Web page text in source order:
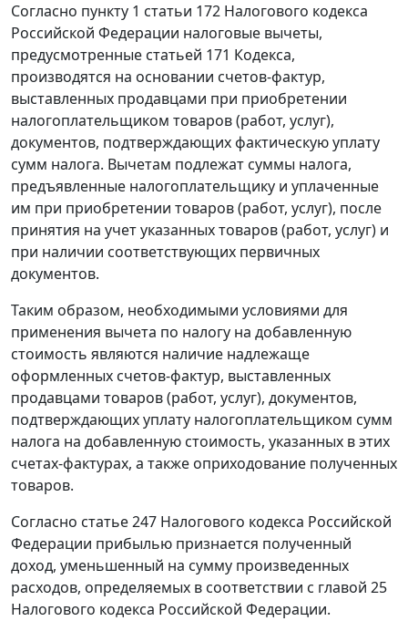
Согласно пункту 1 статьи 172 Налогового кодекса
Российской Федерации налоговые вычеты,
предусмотренные статьей 171 Кодекса,
производятся на основании счетов-фактур,
выставленных продавцами при приобретении
налогоплательщиком товаров (работ, услуг),
документов, подтверждающих фактическую уплату
сумм налога. Вычетам подлежат суммы налога,
предъявленные налогоплательщику и уплаченные
им при приобретении товаров (работ, услуг), после
принятия на учет указанных товаров (работ, услуг) и
при наличии соответствующих первичных
документов.
Таким образом, необходимыми условиями для
применения вычета по налогу на добавленную
стоимость являются наличие надлежаще
оформленных счетов-фактур, выставленных
продавцами товаров (работ, услуг), документов,
подтверждающих уплату налогоплательщиком сумм
налога на добавленную стоимость, указанных в этих
счетах-фактурах, а также оприходование полученных
товаров.
Согласно статье 247 Налогового кодекса Российской
Федерации прибылью признается полученный
доход, уменьшенный на сумму произведенных
расходов, определяемых в соответствии с главой 25
Налогового кодекса Российской Федерации.